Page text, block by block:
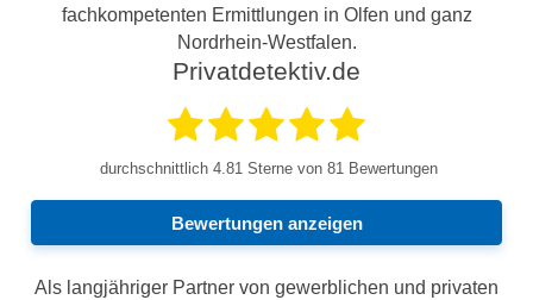
fachkompetenten Ermittlungen in Olfen und ganz
Nordrhein-Westfalen.
Privatdetektiv.de
durchschnittlich 4.81 Sterne von 81 Bewertungen
Bewertungen anzeigen
Als langjähriger Partner von gewerblichen und privaten